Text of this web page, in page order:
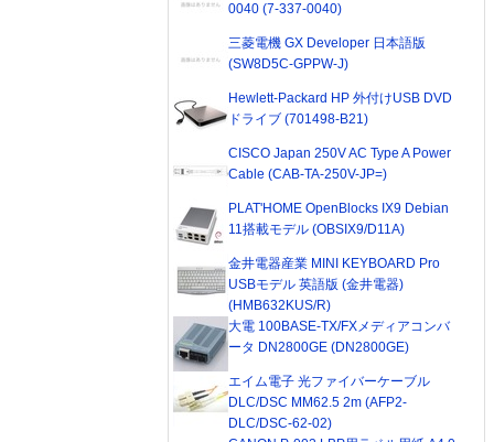
0040 (7-337-0040)
三菱電機 GX Developer 日本語版
(SW8D5C-GPPW-J)
Hewlett-Packard HP 外付けUSB DVD
ドライブ (701498-B21)
CISCO Japan 250V AC Type A Power
Cable (CAB-TA-250V-JP=)
PLAT'HOME OpenBlocks IX9 Debian
11搭載モデル (OBSIX9/D11A)
金井電器産業 MINI KEYBOARD Pro
USBモデル 英語版 (金井電器)
(HMB632KUS/R)
大電 100BASE-TX/FXメディアコンバ
ータ DN2800GE (DN2800GE)
エイム電子 光ファイバーケーブル
DLC/DSC MM62.5 2m (AFP2-
DLC/DSC-62-02)